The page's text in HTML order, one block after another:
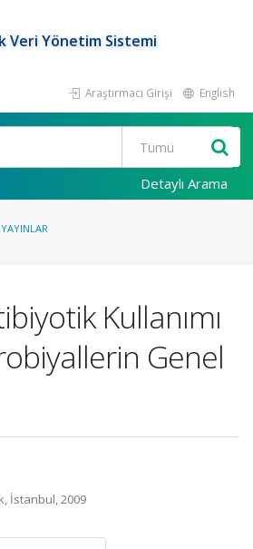
Veri Yönetim Sistemi
Araştırmacı Girişi English
Detaylı Arama
Kullanımı
Genel
İstanbul, 2009